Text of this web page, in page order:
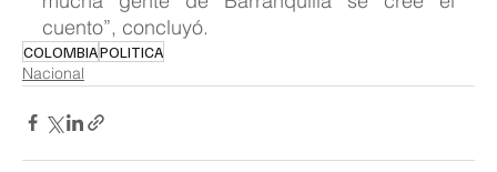
cuento”, concluyó.
COLOMBIAPOLITICA
Nacional